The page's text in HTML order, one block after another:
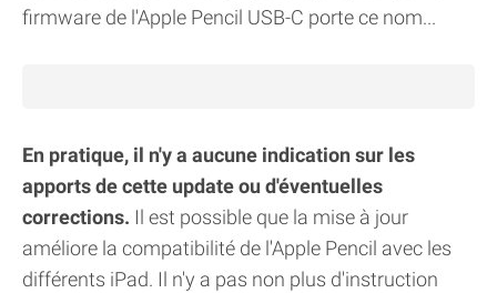
firmware de l'Apple Pencil USB-C porte ce nom...
En pratique, il n'y a aucune indication sur les
apports de cette update ou d'éventuelles
corrections. Il est possible que la mise à jour
améliore la compatibilité de l'Apple Pencil avec les
différents iPad. Il n'y a pas non plus d'instruction